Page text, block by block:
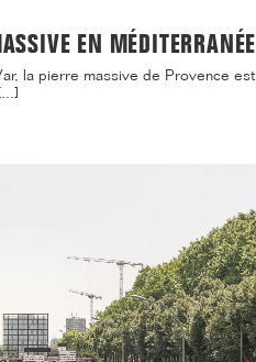
EN MÉDITERRANÉE
la pierre massive de Provence est